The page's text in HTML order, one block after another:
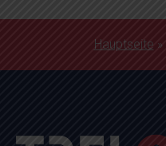
Hauptseite »